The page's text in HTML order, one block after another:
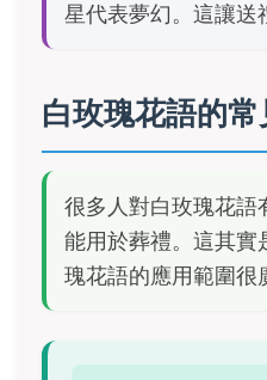
星代表夢幻。這讓送
白玫瑰花語的
很多人對白玫瑰花語
能用於葬禮。這其實
瑰花語的應用範圍很